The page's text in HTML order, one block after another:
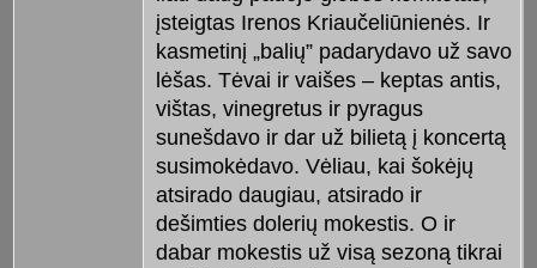
įsteigtas Irenos Kriaučeliūnienės. Ir
kasmetinį „balių” padarydavo už savo
lėšas. Tėvai ir vaišes – keptas antis,
vištas, vinegretus ir pyragus
sunešdavo ir dar už bilietą į koncertą
susimokėdavo. Vėliau, kai šokėjų
atsirado daugiau, atsirado ir
dešimties dolerių mokestis. O ir
dabar mokestis už visą sezoną tikrai